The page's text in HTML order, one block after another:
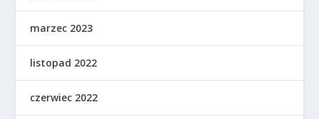
marzec 2023
listopad 2022
czerwiec 2022